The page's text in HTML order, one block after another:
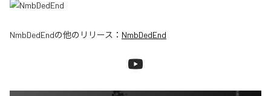
NmbDedEndの他のリリース： NmbDedEnd